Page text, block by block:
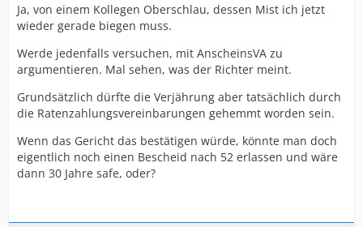
Ja, von einem Kollegen Oberschlau, dessen Mist ich jetzt
wieder gerade biegen muss.
Werde jedenfalls versuchen, mit AnscheinsVA zu
argumentieren. Mal sehen, was der Richter meint.
Grundsätzlich dürfte die Verjährung aber tatsächlich durch
die Ratenzahlungsvereinbarungen gehemmt worden sein.
Wenn das Gericht das bestätigen würde, könnte man doch
eigentlich noch einen Bescheid nach 52 erlassen und wäre
dann 30 Jahre safe, oder?